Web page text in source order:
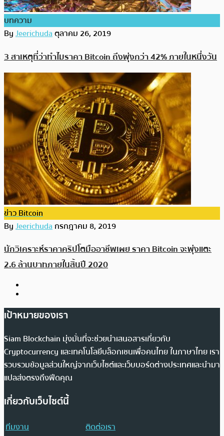
บทความ
ByJeerichudaตุลาคม 26, 2019
3 สาเหตุที่ว่าทำไมราคา Bitcoin ถึงพุ่งกว่า 42% ภายในหนึ่งวัน
ข่าว Bitcoin
ByJeerichudaกรกฎาคม 8, 2019
นักวิเคราะห์ราคาคริปโตมืออาชีพเผย ราคา Bitcoin จะพุ่งแตะ
2.6 ล้านบาทภายในสิ้นปี 2020
เป้าหมายของเรา
Siam Blockchain มุ่งมั่นที่จะช่วยนำเสนอสารเกี่ยวกับ
Cryptocurrency และเทคโนโลยีบล็อกเชนเพื่อคนไทย ในภาษาไทย เรา
รวบรวมข้อมูลส่วนใหญ่จากเว็บไซต์และเว็บบอร์ดต่างประเทศและนำมา
แปลส่งตรงถึงฟีดคุณ
เกี่ยวกับเว็บไซต์นี้
ทีมงาน
ติดต่อเรา